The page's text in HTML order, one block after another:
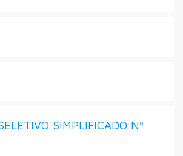
SIMPLIFICADO Nº